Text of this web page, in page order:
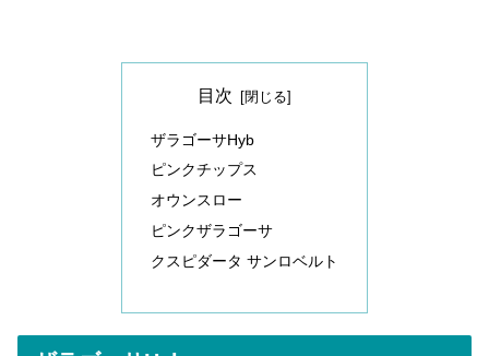
目次
ザラゴーサHyb
ピンクチップス
オウンスロー
ピンクザラゴーサ
クスピダータ サンロベルト